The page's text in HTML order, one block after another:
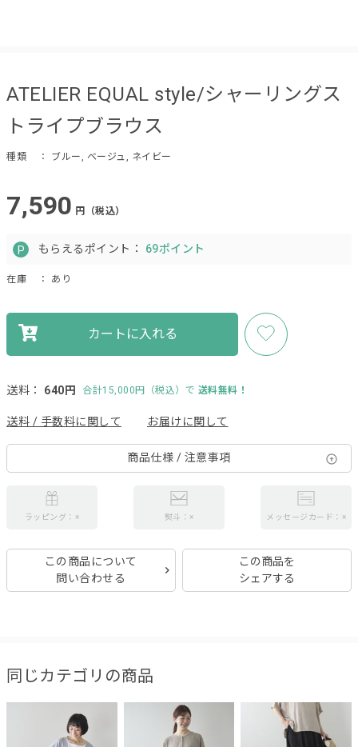
ATELIER EQUAL style/シャーリングス
トライプブラウス
種類 ： ブルー, ベージュ, ネイビー
7,590 円（税込）
もらえるポイント： 69ポイント
在庫 ： あり
カートに入れる
送料： 640円 合計15,000円（税込）で 送料無料！
送料 / 手数料に関して お届けに関して
商品仕様 / 注意事項
ラッピング：× 熨斗：× メッセージカード：×
この商品について
問い合わせる
この商品を
シェアする
同じカテゴリの商品